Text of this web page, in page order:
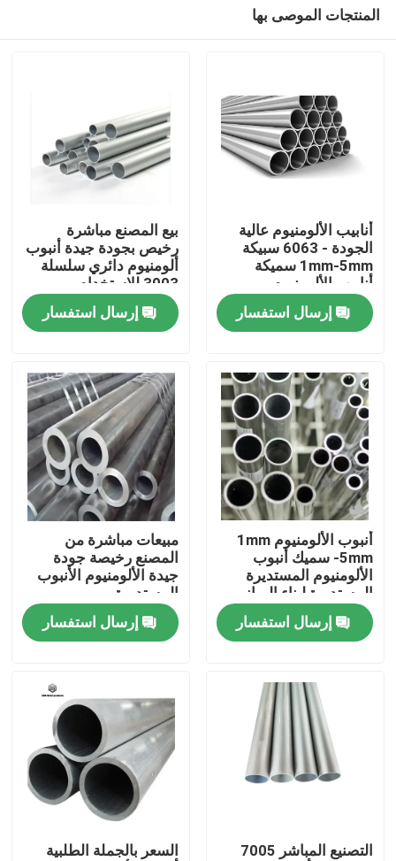
المنتجات
فيديوهات
حولنا
جولة في المصنع
مراقبة الجودة
اتصل بنا
صفائح الفولاذ المقاوم للصدأ
المنتجات الموصى بها
أنابيب الألومنيوم عالية
الجودة - 6063 سبيكة
1mm-5mm سميكة
أنابيب الألومنيوم
المستديرة المستديرة
للبناء
إرسال استفسار
بيع المصنع مباشرة
رخيص بجودة جيدة أنبوب
ألومنيوم دائري سلسلة
3003 للاستخدام
الخارجي
إرسال استفسار
أنبوب الألومنيوم 1mm
-5mm سميك أنبوب
الألومنيوم المستديرة
المستديرة لبناء المباني
إرسال استفسار
مبيعات مباشرة من
المصنع رخيصة جودة
جيدة الألومنيوم الأنبوب
المستديرة
إرسال استفسار
التصنيع المباشر 7005
السعر بالجملة الطلبية